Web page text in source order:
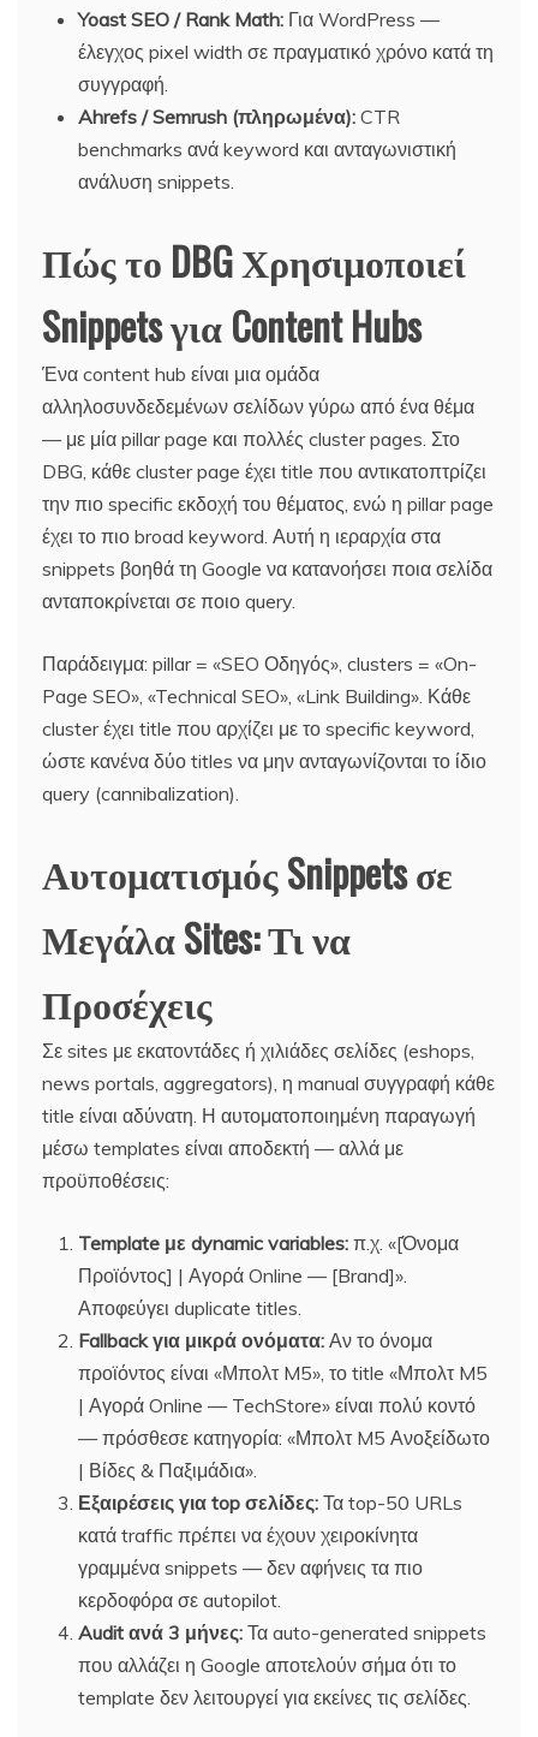
Yoast SEO / Rank Math: Για WordPress —
έλεγχος pixel width σε πραγματικό χρόνο κατά τη
συγγραφή.
Ahrefs / Semrush (πληρωμένα): CTR
benchmarks ανά keyword και ανταγωνιστική
ανάλυση snippets.
Πώς το DBG Χρησιμοποιεί
Snippets για Content Hubs
Ένα content hub είναι μια ομάδα
αλληλοσυνδεδεμένων σελίδων γύρω από ένα θέμα
— με μία pillar page και πολλές cluster pages. Στο
DBG, κάθε cluster page έχει title που αντικατοπτρίζει
την πιο specific εκδοχή του θέματος, ενώ η pillar page
έχει το πιο broad keyword. Αυτή η ιεραρχία στα
snippets βοηθά τη Google να κατανοήσει ποια σελίδα
ανταποκρίνεται σε ποιο query.
Παράδειγμα: pillar = «SEO Οδηγός», clusters = «On-
Page SEO», «Technical SEO», «Link Building». Κάθε
cluster έχει title που αρχίζει με το specific keyword,
ώστε κανένα δύο titles να μην ανταγωνίζονται το ίδιο
query (cannibalization).
Αυτοματισμός Snippets σε
Μεγάλα Sites: Τι να
Προσέχεις
Σε sites με εκατοντάδες ή χιλιάδες σελίδες (eshops,
news portals, aggregators), η manual συγγραφή κάθε
title είναι αδύνατη. Η αυτοματοποιημένη παραγωγή
μέσω templates είναι αποδεκτή — αλλά με
προϋποθέσεις:
Template με dynamic variables: π.χ. «[Όνομα
Προϊόντος] | Αγορά Online — [Brand]».
Αποφεύγει duplicate titles.
Fallback για μικρά ονόματα: Αν το όνομα
προϊόντος είναι «Μπολτ M5», το title «Μπολτ M5
| Αγορά Online — TechStore» είναι πολύ κοντό
— πρόσθεσε κατηγορία: «Μπολτ M5 Ανοξείδωτο
| Βίδες & Παξιμάδια».
Εξαιρέσεις για top σελίδες: Τα top-50 URLs
κατά traffic πρέπει να έχουν χειροκίνητα
γραμμένα snippets — δεν αφήνεις τα πιο
κερδοφόρα σε autopilot.
Audit ανά 3 μήνες: Τα auto-generated snippets
που αλλάζει η Google αποτελούν σήμα ότι το
template δεν λειτουργεί για εκείνες τις σελίδες.